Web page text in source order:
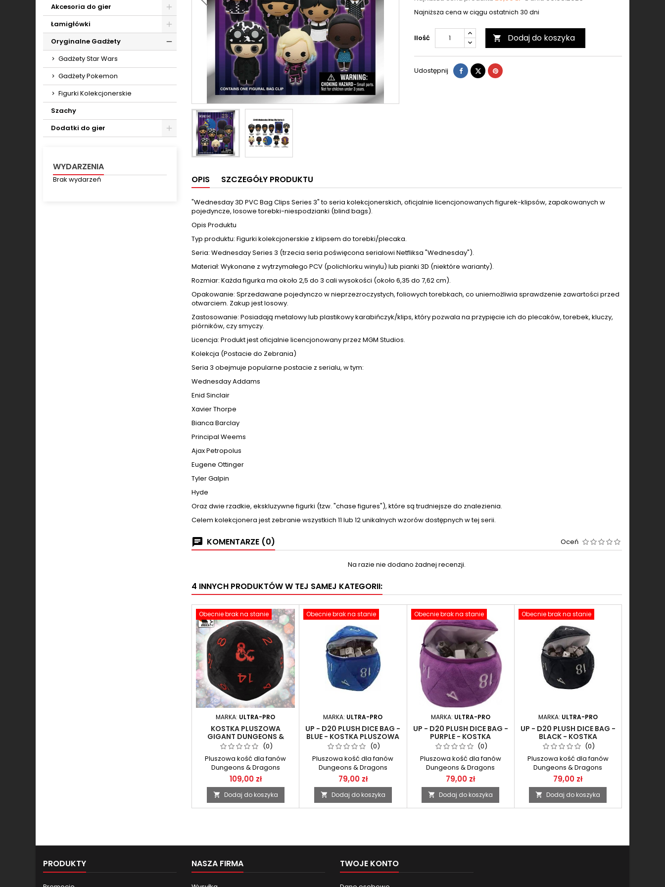
Toggle
Akcesoria do gier
Łamigłówki
Toggle
Oryginalne Gadżety
Gadżety Star Wars
Gadżety Pokemon
Figurki Kolekcjonerskie
Szachy
Dodatki do gier
Toggle
WYDARZENIA
Brak wydarzeń
Najniższa cena w ciągu ostatnich 30 dni
Ilość  Dodaj do koszyka
Udostępnij Udostępnij
TweetujPinterest
OPIS SZCZEGÓŁY PRODUKTU
"Wednesday 3D PVC Bag Clips Series 3" to seria kolekcjonerskich, oficjalnie licencjonowanych figurek-klipsów, zapakowanych w
pojedyncze, losowe torebki-niespodzianki (blind bags).
Opis Produktu
Typ produktu: Figurki kolekcjonerskie z klipsem do torebki/plecaka.
Seria: Wednesday Series 3 (trzecia seria poświęcona serialowi Netfliksa "Wednesday").
Materiał: Wykonane z wytrzymałego PCV (polichlorku winylu) lub pianki 3D (niektóre warianty).
Rozmiar: Każda figurka ma około 2,5 do 3 cali wysokości (około 6,35 do 7,62 cm).
Opakowanie: Sprzedawane pojedynczo w nieprzezroczystych, foliowych torebkach, co uniemożliwia sprawdzenie zawartości przed
otwarciem. Zakup jest losowy.
Zastosowanie: Posiadają metalowy lub plastikowy karabińczyk/klips, który pozwala na przypięcie ich do plecaków, torebek, kluczy,
piórników, czy smyczy.
Licencja: Produkt jest oficjalnie licencjonowany przez MGM Studios.
Kolekcja (Postacie do Zebrania)
Seria 3 obejmuje popularne postacie z serialu, w tym:
Wednesday Addams
Enid Sinclair
Xavier Thorpe
Bianca Barclay
Principal Weems
Ajax Petropolus
Eugene Ottinger
Tyler Galpin
Hyde
Oraz dwie rzadkie, ekskluzywne figurki (tzw. "chase figures"), które są trudniejsze do znalezienia.
Celem kolekcjonera jest zebranie wszystkich 11 lub 12 unikalnych wzorów dostępnych w tej serii.
KOMENTARZE (0) Oceń
Na razie nie dodano żadnej recenzji.
4 INNYCH PRODUKTÓW W TEJ SAMEJ KATEGORII:
Obecnie brak na stanie
MARKA: ULTRA-PRO
KOSTKA PLUSZOWA
GIGANT DUNGEONS &
DRAGONS - JUMBO D20
DICE PLUSH CZARNA ULTRA-
PRO
(0)
Pluszowa kość dla fanów
Dungeons & Dragons
109,00 zł
 Dodaj do koszyka
Obecnie brak na stanie
MARKA: ULTRA-PRO
UP - D20 PLUSH DICE BAG -
BLUE - KOSTKA PLUSZOWA
NIEBIESKA Z SAKIEWKĄ
(0)
Pluszowa kość dla fanów
Dungeons & Dragons
79,00 zł
 Dodaj do koszyka
Obecnie brak na stanie
MARKA: ULTRA-PRO
UP - D20 PLUSH DICE BAG -
PURPLE - KOSTKA
PLUSZOWA FIOLETOWA Z
SAKIEWKĄ
(0)
Pluszowa kość dla fanów
Dungeons & Dragons
79,00 zł
 Dodaj do koszyka
Obecnie brak na stanie
MARKA: ULTRA-PRO
UP - D20 PLUSH DICE BAG -
BLACK - KOSTKA
PLUSZOWA CZARNA Z
SAKIEWKĄ
(0)
Pluszowa kość dla fanów
Dungeons & Dragons
79,00 zł
 Dodaj do koszyka
PRODUKTY NASZA FIRMA TWOJE KONTO